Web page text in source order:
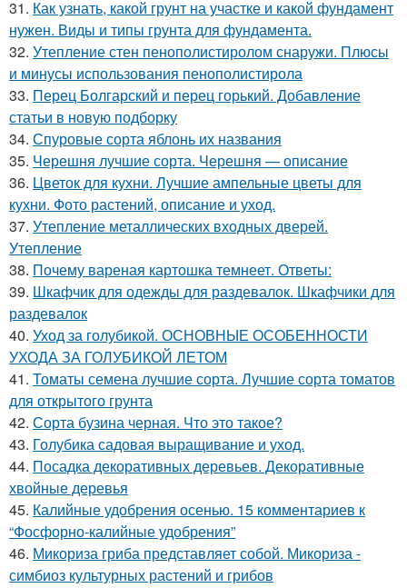
31. Как узнать, какой грунт на участке и какой фундамент
нужен. Виды и типы грунта для фундамента.
32. Утепление стен пенополистиролом снаружи. Плюсы
и минусы использования пенополистирола
33. Перец Болгарский и перец горький. Добавление
статьи в новую подборку
34. Спуровые сорта яблонь их названия
35. Черешня лучшие сорта. Черешня — описание
36. Цветок для кухни. Лучшие ампельные цветы для
кухни. Фото растений, описание и уход.
37. Утепление металлических входных дверей.
Утепление
38. Почему вареная картошка темнеет. Ответы:
39. Шкафчик для одежды для раздевалок. Шкафчики для
раздевалок
40. Уход за голубикой. ОСНОВНЫЕ ОСОБЕННОСТИ
УХОДА ЗА ГОЛУБИКОЙ ЛЕТОМ
41. Томаты семена лучшие сорта. Лучшие сорта томатов
для открытого грунта
42. Сорта бузина черная. Что это такое?
43. Голубика садовая выращивание и уход.
44. Посадка декоративных деревьев. Декоративные
хвойные деревья
45. Калийные удобрения осенью. 15 комментариев к
“Фосфорно-калийные удобрения”
46. Микориза гриба представляет собой. Микориза -
симбиоз культурных растений и грибов